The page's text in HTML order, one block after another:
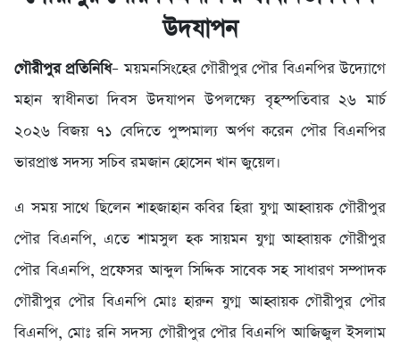
উদযাপন
গৌরীপুর প্রতিনিধি– ময়মনসিংহের গৌরীপুর পৌর বিএনপির উদ্যোগে
মহান স্বাধীনতা দিবস উদযাপন উপলক্ষ্যে বৃহস্পতিবার ২৬ মার্চ
২০২৬ বিজয় ৭১ বেদিতে পুষ্পমাল্য অর্পণ করেন পৌর বিএনপির
ভারপ্রাপ্ত সদস্য সচিব রমজান হোসেন খান জুয়েল।
এ সময় সাথে ছিলেন শাহজাহান কবির হিরা যুগ্ম আহ্বায়ক গৌরীপুর
পৌর বিএনপি, এতে শামসুল হক সায়মন যুগ্ম আহ্বায়ক গৌরীপুর
পৌর বিএনপি, প্রফেসর আব্দুল সিদ্দিক সাবেক সহ সাধারণ সম্পাদক
গৌরীপুর পৌর বিএনপি মোঃ হারুন যুগ্ম আহ্বায়ক গৌরীপুর পৌর
বিএনপি, মোঃ রনি সদস্য গৌরীপুর পৌর বিএনপি আজিজুল ইসলাম